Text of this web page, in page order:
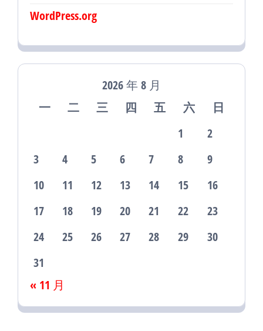
WordPress.org
2026 年 8 月
一
二 三 四 五 六
日
1
2
3
4 5 6 7 8
9
10
11 12 13 14 15
16
17
18 19 20 21 22
23
24
25 26 27 28 29
30
31
« 11 月